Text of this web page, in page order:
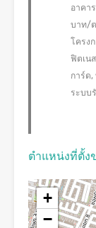
อาคา
บาท/ต
โครง
ฟิตเน
การ์ด,
ระบบ
ตำแหน่งที่ตั้ง
+
−